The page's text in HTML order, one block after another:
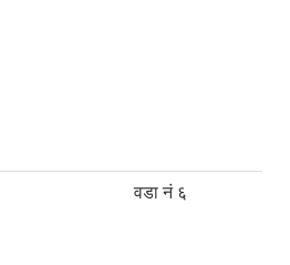
वडा नं ६